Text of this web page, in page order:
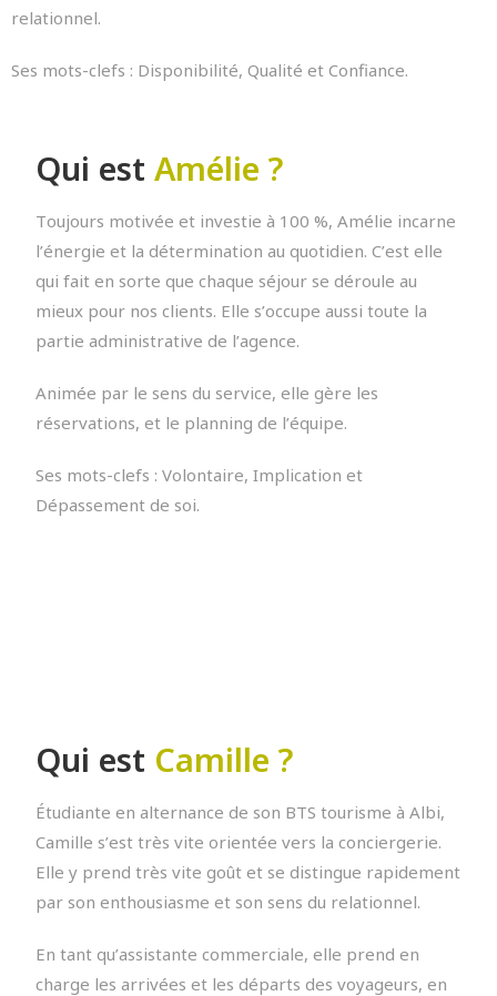
relationnel.
Ses mots-clefs : Disponibilité, Qualité et Confiance.
Qui estAmélie ?
Toujours motivée et investie à 100 %, Amélie incarne
l’énergie et la détermination au quotidien. C’est elle
qui fait en sorte que chaque séjour se déroule au
mieux pour nos clients. Elle s’occupe aussi toute la
partie administrative de l’agence.
Animée par le sens du service, elle gère les
réservations, et le planning de l’équipe.
Ses mots-clefs : Volontaire, Implication et
Dépassement de soi.
Qui est Camille ?
Étudiante en alternance de son BTS tourisme à Albi,
Camille s’est très vite orientée vers la conciergerie.
Elle y prend très vite goût et se distingue rapidement
par son enthousiasme et son sens du relationnel.
En tant qu’assistante commerciale, elle prend en
charge les arrivées et les départs des voyageurs, en